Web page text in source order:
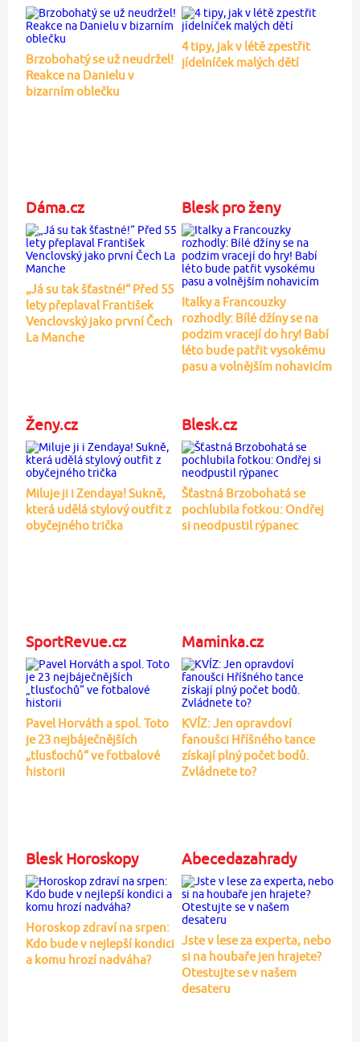
Brzobohatý se už neudržel!
Reakce na Danielu v
bizarním oblečku
4 tipy, jak v létě zpestřit
jídelníček malých dětí
Dáma.cz
„Já su tak šťastné!“ Před 55
lety přeplaval František
Venclovský jako první Čech
La Manche
Blesk pro ženy
Italky a Francouzky
rozhodly: Bílé džíny se na
podzim vracejí do hry! Babí
léto bude patřit vysokému
pasu a volnějším nohavicím
Ženy.cz
Miluje ji i Zendaya! Sukně,
která udělá stylový outfit z
obyčejného trička
Blesk.cz
Šťastná Brzobohatá se
pochlubila fotkou: Ondřej
si neodpustil rýpanec
SportRevue.cz
Pavel Horváth a spol. Toto
je 23 nejbáječnějších
„tlusťochů“ ve fotbalové
historii
Maminka.cz
KVÍZ: Jen opravdoví
fanoušci Hříšného tance
získají plný počet bodů.
Zvládnete to?
Blesk Horoskopy
Horoskop zdraví na srpen:
Kdo bude v nejlepší kondici
a komu hrozí nadváha?
Abecedazahrady
Jste v lese za experta, nebo
si na houbaře jen hrajete?
Otestujte se v našem
desateru